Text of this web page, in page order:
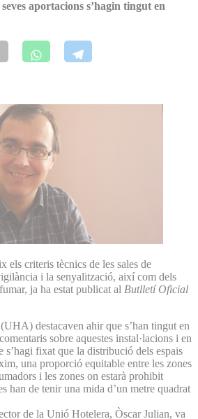
aportacions s’hagin tingut en
els criteris tècnics de les sales de
i la senyalització, així com dels
ja ha estat publicat al Butlletí Oficial
destacaven ahir que s’han tingut en
sobre aquestes instal·lacions i en
s’hagi fixat que la distribució dels espais
una proporció equitable entre les zones
i les zones on estarà prohibit
han de tenir una mida d’un metre quadrat
de la Unió Hotelera, Òscar Julian, va